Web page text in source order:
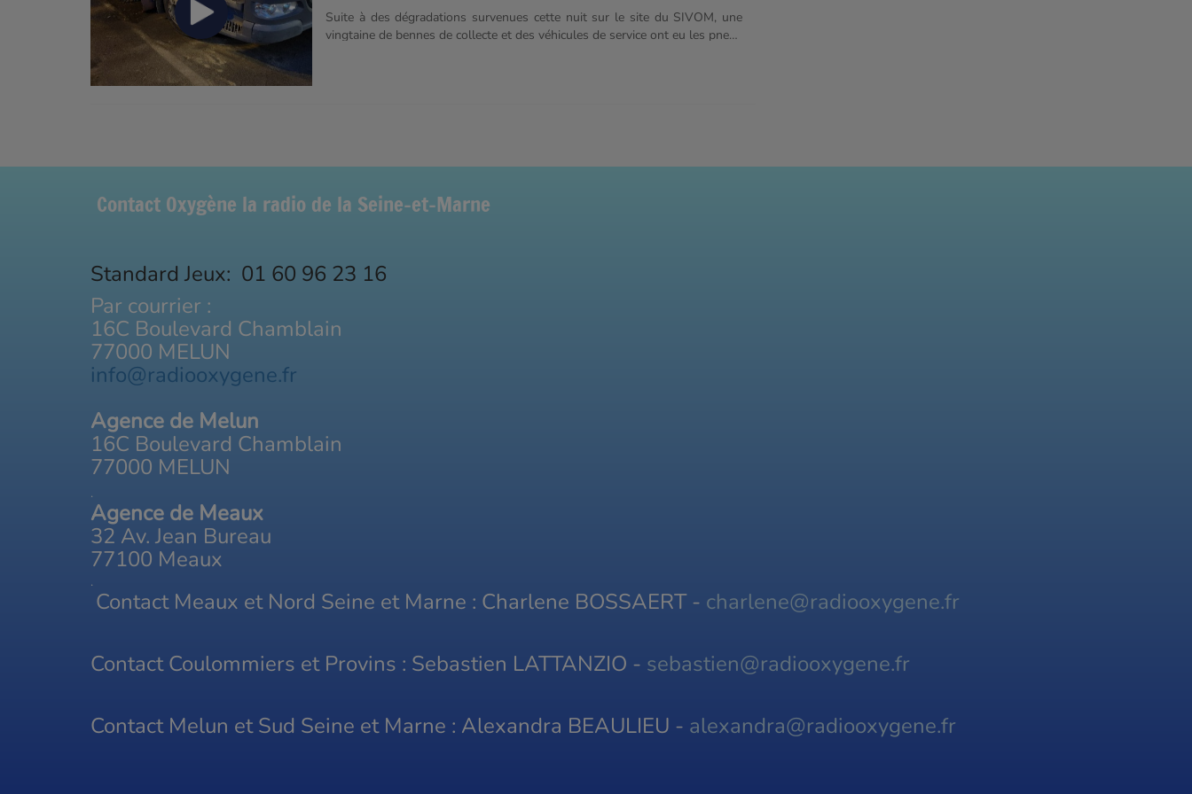
Suite à des dégradations survenues cette nuit sur le site du SIVOM, une
vingtaine de bennes de collecte et des véhicules de service ont eu les pneus
Contact Oxygène la radio de la Seine-et-Marne
Standard Jeux: 01 60 96 23 16
Par courrier :
16C Boulevard Chamblain
77000 MELUN
info@radiooxygene.fr
Agence de Melun
16C Boulevard Chamblain
77000 MELUN
.
Agence de Meaux
32 Av. Jean Bureau
77100 Meaux
.
Contact Meaux et Nord Seine et Marne : Charlene BOSSAERT - charlene@radiooxygene.fr
Contact Coulommiers et Provins : Sebastien LATTANZIO - sebastien@radiooxygene.fr
Contact Melun et Sud Seine et Marne : Alexandra BEAULIEU - alexandra@radiooxygene.fr